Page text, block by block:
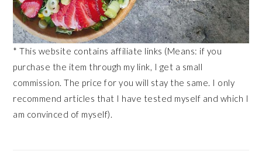
* This website contains affiliate links (Means: if you
purchase the item through my link, I get a small
commission. The price for you will stay the same. I only
recommend articles that I have tested myself and which I
am convinced of myself).